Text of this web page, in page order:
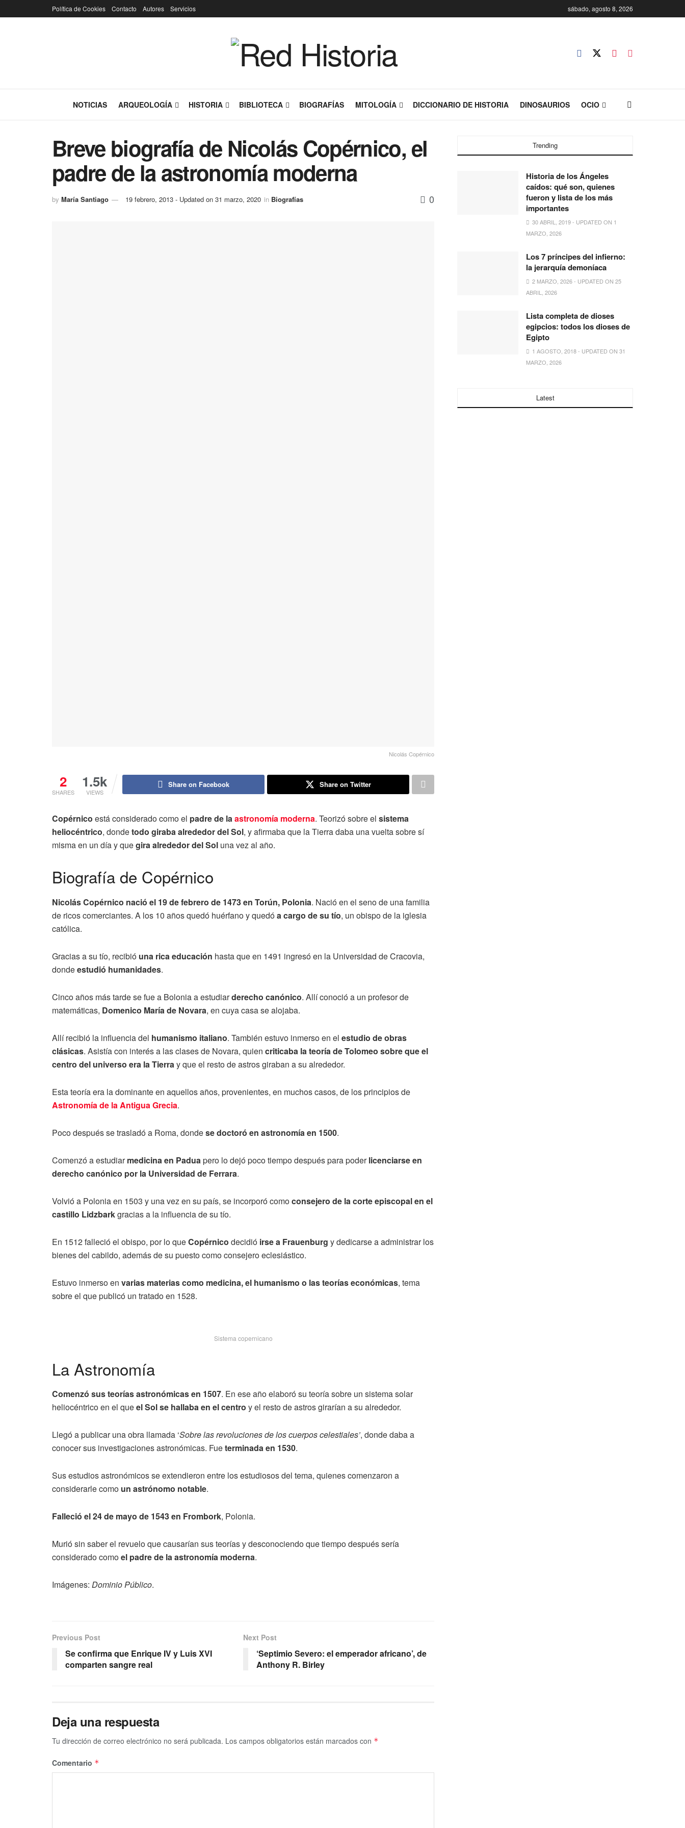
Política de Cookies Contacto Autores Servicios sábado, agosto 8, 2026
NOTICIAS ARQUEOLOGÍA HISTORIA BIBLIOTECA BIOGRAFÍAS MITOLOGÍA DICCIONARIO DE HISTORIA DINOSAURIOS OCIO
Breve biografía de Nicolás Copérnico, el
padre de la astronomía moderna
by María Santiago 19 febrero, 2013 - Updated on 31 marzo, 2020 in Biografías 0
Nicolás Copérnico
2
SHARES
1.5k
VIEWS
Share on Facebook Share on Twitter
Copérnico está considerado como el padre de laastronomía moderna. Teorizó sobre el sistema
heliocéntrico, dondetodo giraba alrededor del Sol, y afirmaba que la Tierra daba una vuelta sobre sí
misma en un día y quegira alrededor del Sol una vez al año.
Biografía de Copérnico
Nicolás Copérnico nació el 19 de febrero de 1473 en Torún, Polonia. Nació en el seno de una familia
de ricos comerciantes. A los 10 años quedó huérfano y quedóa cargo de su tío, un obispo de la iglesia
católica.
Gracias a su tío, recibió una rica educación hasta que en 1491 ingresó en la Universidad de Cracovia,
dondeestudió humanidades.
Cinco años más tarde se fue a Bolonia a estudiarderecho canónico. Allí conoció a un profesor de
matemáticas, Domenico María de Novara, en cuya casa se alojaba.
Allí recibió la influencia del humanismo italiano. También estuvo inmerso en el estudio de obras
clásicas. Asistía con interés a las clases de Novara, quien criticaba la teoría de Tolomeo sobre que el
centro del universo era la Tierray que el resto de astros giraban a su alrededor.
Esta teoría era la dominante en aquellos años, provenientes, en muchos casos, de los principios de
Astronomía de la Antigua Grecia.
Poco después se trasladó a Roma, dondese doctoró en astronomía en 1500.
Comenzó a estudiarmedicina en Paduapero lo dejó poco tiempo después para poderlicenciarse en
derecho canónico por la Universidad de Ferrara.
Volvió a Polonia en 1503 y una vez en su país, se incorporó comoconsejero de la corte episcopal en el
castillo Lidzbarkgracias a la influencia de su tío.
En 1512 falleció el obispo, por lo queCopérnico decidió irse a Frauenburg y dedicarse a administrar los
bienes del cabildo, además de su puesto como consejero eclesiástico.
Estuvo inmerso en varias materias como medicina, el humanismo o las teorías económicas, tema
sobre el que publicó un tratado en 1528.
Sistema copernicano
La Astronomía
Comenzó sus teorías astronómicas en 1507. En ese año elaboró su teoría sobre un sistema solar
heliocéntrico en el queel Sol se hallaba en el centro y el resto de astros girarían a su alrededor.
Llegó a publicar una obra llamada ‘Sobre las revoluciones de los cuerpos celestiales’, donde daba a
conocer sus investigaciones astronómicas. Fueterminada en 1530.
Sus estudios astronómicos se extendieron entre los estudiosos del tema, quienes comenzaron a
considerarle como un astrónomo notable.
Falleció el 24 de mayo de 1543 en Frombork, Polonia.
Murió sin saber el revuelo que causarían sus teorías y desconociendo que tiempo después sería
considerado comoel padre de la astronomía moderna.
Imágenes: Dominio Público.
Previous Post
Se confirma que Enrique IV y Luis XVI
comparten sangre real
Next Post
‘Septimio Severo: el emperador africano’, de
Anthony R. Birley
Deja una respuesta
Tu dirección de correo electrónico no será publicada. Los campos obligatorios están marcados con *
Comentario *
Trending
Historia de los Ángeles
caídos: qué son, quienes
fueron y lista de los más
importantes
30 ABRIL, 2019 - UPDATED ON 1
MARZO, 2026
Los 7 príncipes del infierno:
la jerarquía demoníaca
2 MARZO, 2026 - UPDATED ON 25
ABRIL, 2026
Lista completa de dioses
egipcios: todos los dioses de
Egipto
1 AGOSTO, 2018 - UPDATED ON 31
MARZO, 2026
Latest